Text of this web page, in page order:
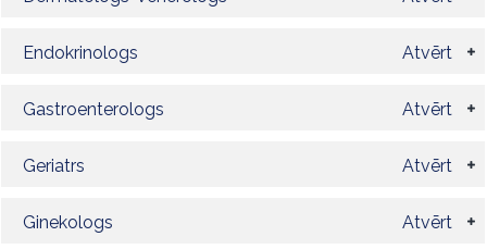
Endokrinologs Atvērt
Gastroenterologs Atvērt
Geriatrs Atvērt
Ginekologs Atvērt